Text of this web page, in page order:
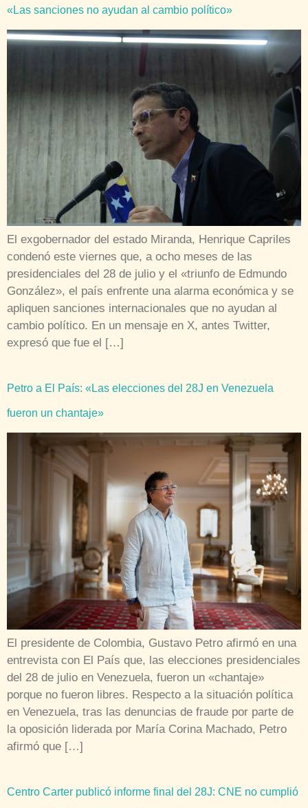
«Las sanciones no ayudan al cambio político»
El exgobernador del estado Miranda, Henrique Capriles
condenó este viernes que, a ocho meses de las
presidenciales del 28 de julio y el «triunfo de Edmundo
González», el país enfrente una alarma económica y se
apliquen sanciones internacionales que no ayudan al
cambio político. En un mensaje en X, antes Twitter,
expresó que fue el […]
Petro a El País: «Las elecciones del 28J en Venezuela
fueron un chantaje»
El presidente de Colombia, Gustavo Petro afirmó en una
entrevista con El País que, las elecciones presidenciales
del 28 de julio en Venezuela, fueron un «chantaje»
porque no fueron libres. Respecto a la situación política
en Venezuela, tras las denuncias de fraude por parte de
la oposición liderada por María Corina Machado, Petro
afirmó que […]
Centro Carter publicó informe final del 28J: CNE no cumplió